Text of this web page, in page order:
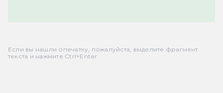
Если вы нашли опечатку, пожалуйста, выделите фрагмент
текста и нажмите Ctrl+Enter.